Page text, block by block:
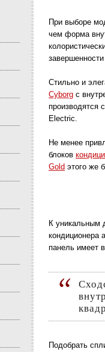
При выборе
чем форма
Стильно и
Cyborg с
производятся
Electric.
Не менее
блоков
Gold этого же
К уникальным
кондиционера
панель имеет
Сходство с картиной достигается и за счет нестандартных размеров
Подобрать